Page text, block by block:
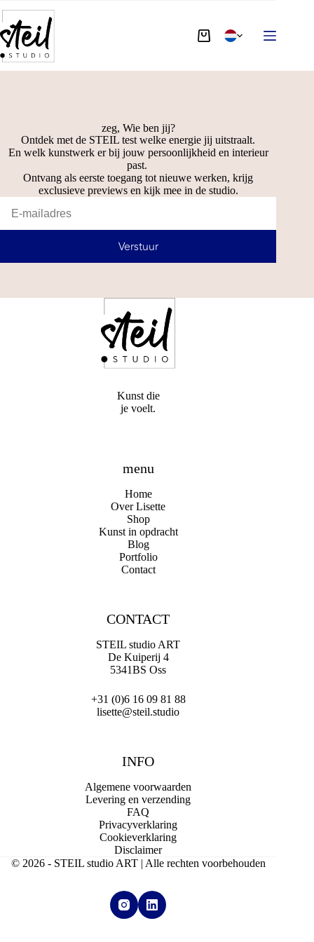
zeg, Wie ben jij?
Ontdek met de STEIL test welke energie jij uitstraalt.
En welk kunstwerk er bij jouw persoonlijkheid en interieur
past.
Ontvang als eerste toegang tot nieuwe werken, krijg
exclusieve previews en kijk mee in de studio.
Verstuur
Kunst die
je voelt.
menu
Home
Over Lisette
Shop
Kunst in opdracht
Blog
Portfolio
Contact
CONTACT
STEIL studio ART
De Kuiperij 4
5341BS Oss
+31 (0)6 16 09 81 88
lisette@steil.studio
INFO
Algemene voorwaarden
Levering en verzending
FAQ
Privacyverklaring
Cookieverklaring
Disclaimer
© 2026 - STEIL studio ART | Alle rechten voorbehouden